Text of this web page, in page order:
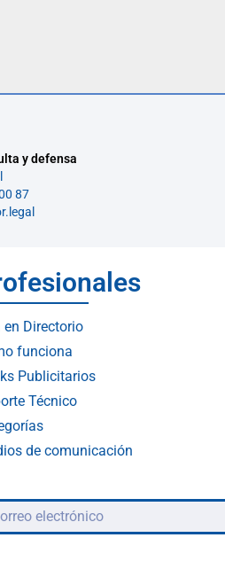
y defensa
87
en Directorio
funciona
Publicitarios
Técnico
de comunicación